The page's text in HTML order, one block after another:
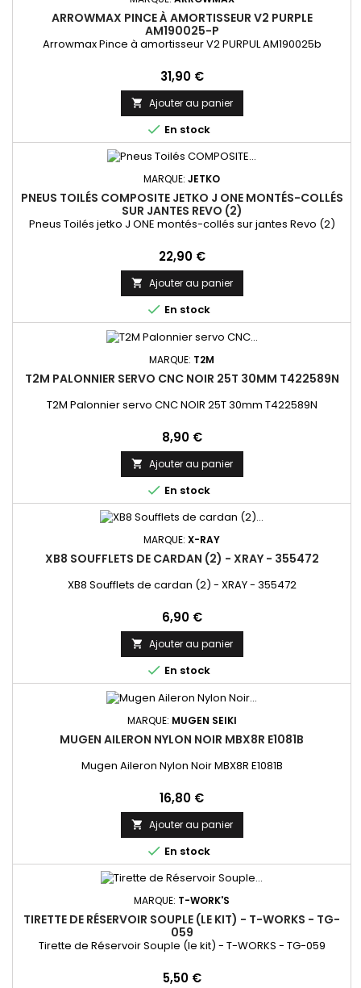
ARROWMAX PINCE À AMORTISSEUR V2 PURPLE
AM190025-P
Arrowmax Pince à amortisseur V2 PURPUL AM190025b
Prix
31,90 €
 Ajouter au panier
 En stock
MARQUE: JETKO
PNEUS TOILÉS COMPOSITE JETKO J ONE MONTÉS-COLLÉS
SUR JANTES REVO (2)
Pneus Toilés jetko J ONE montés-collés sur jantes Revo (2)
Prix
22,90 €
 Ajouter au panier
 En stock
MARQUE: T2M
T2M PALONNIER SERVO CNC NOIR 25T 30MM T422589N
T2M Palonnier servo CNC NOIR 25T 30mm T422589N
Prix
8,90 €
 Ajouter au panier
 En stock
MARQUE: X-RAY
XB8 SOUFFLETS DE CARDAN (2) - XRAY - 355472
XB8 Soufflets de cardan (2) - XRAY - 355472
Prix
6,90 €
 Ajouter au panier
 En stock
MARQUE: MUGEN SEIKI
MUGEN AILERON NYLON NOIR MBX8R E1081B
Mugen Aileron Nylon Noir MBX8R E1081B
Prix
16,80 €
 Ajouter au panier
 En stock
MARQUE: T-WORK'S
TIRETTE DE RÉSERVOIR SOUPLE (LE KIT) - T-WORKS - TG-
059
Tirette de Réservoir Souple (le kit) - T-WORKS - TG-059
Prix
5,50 €